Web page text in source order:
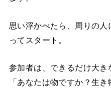
思い浮かべたら、周りの
ってスタート。
参加者は、できるだけ大き
「あなたは物ですか？生き